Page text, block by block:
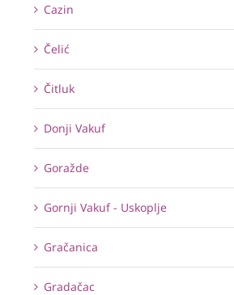
Cazin
Čelić
Čitluk
Donji Vakuf
Goražde
Gornji Vakuf - Uskoplje
Gračanica
Gradačac